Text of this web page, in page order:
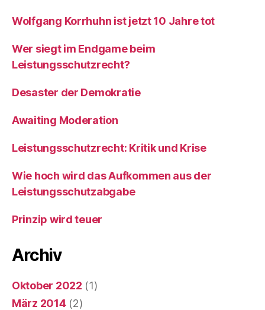
Wolfgang Korrhuhn ist jetzt 10 Jahre tot
Wer siegt im Endgame beim
Leistungsschutzrecht?
Desaster der Demokratie
Awaiting Moderation
Leistungsschutzrecht: Kritik und Krise
Wie hoch wird das Aufkommen aus der
Leistungsschutzabgabe
Prinzip wird teuer
Archiv
Oktober 2022 (1)
März 2014(2)